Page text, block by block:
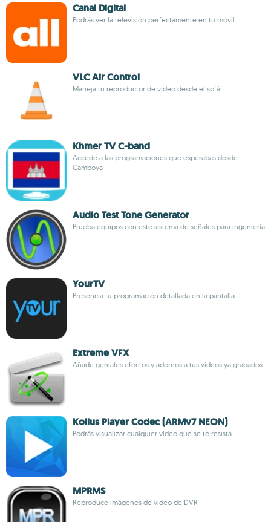
Canal Digital
Podrás ver la televisión perfectamente en tu móvil
VLC Air Control
Maneja tu reproductor de vídeo desde el sofá
Khmer TV C-band
Accede a las programaciones que esperabas desde
Camboya
Audio Test Tone Generator
Prueba equipos con este sistema de señales para ingeniería
YourTV
Presencia tu programación detallada en la pantalla
Extreme VFX
Añade geniales efectos y adornos a tus vídeos ya grabados
Kollus Player Codec (ARMv7 NEON)
Podrás visualizar cualquier vídeo que se te resista
MPRMS
Reproduce imágenes de vídeo de DVR